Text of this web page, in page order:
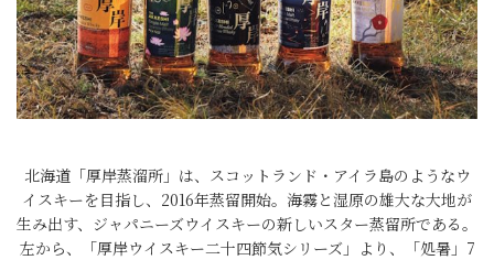
北海道「厚岸蒸溜所」は、スコットランド・アイラ島のようなウ
イスキーを目指し、2016年蒸留開始。海霧と湿原の雄大な大地が
生み出す、ジャパニーズウイスキーの新しいスター蒸留所である。
左から、「厚岸ウイスキー二十四節気シリーズ」より、「処暑」7